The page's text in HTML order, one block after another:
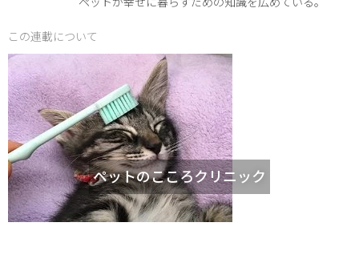
この連載について
ペットのこころクリニック